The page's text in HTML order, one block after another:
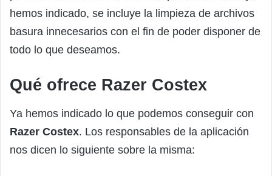
hemos indicado, se incluye la limpieza de archivos
basura innecesarios con el fin de poder disponer de
todo lo que deseamos.
Qué ofrece Razer Costex
Ya hemos indicado lo que podemos conseguir con
Razer Costex. Los responsables de la aplicación
nos dicen lo siguiente sobre la misma: